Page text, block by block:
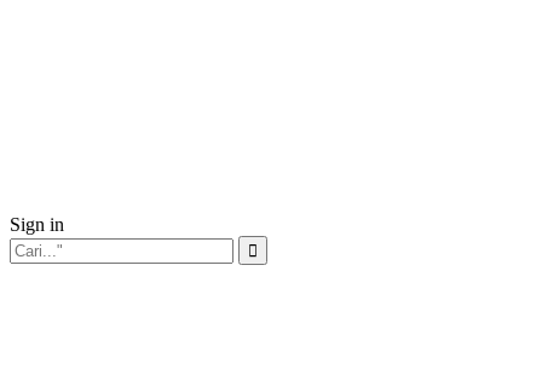
Sign in